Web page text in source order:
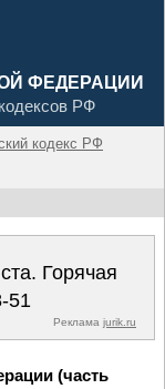
ФЕДЕРАЦИИ
РФ
кодекс РФ
Горячая
51
Реклама jurik.ru
(часть